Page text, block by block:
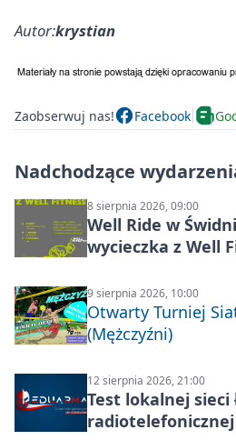
Autor:krystian
Zaobserwuj nas! Facebook
Nadchodzące
8 sierpnia 2026, 09:00
Well Ride w
wycieczka z Well
9 sierpnia 2026, 10:00
Otwarty Turniej
(Mężczyźni)
12 sierpnia 2026, 21:00
Test lokalnej sieci